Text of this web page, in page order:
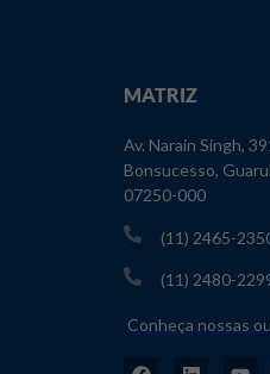
MATRIZ
Av. Narain Singh,
Bonsucesso,
07250-000
(11) 2465-
(11) 2480-
Conheça nossas